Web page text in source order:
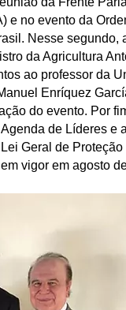
e no evento da
Nesse segundo,
da Agricultura
ao professor da
Enríquez
do evento. Por
de Líderes e
Geral de
vigor em agosto